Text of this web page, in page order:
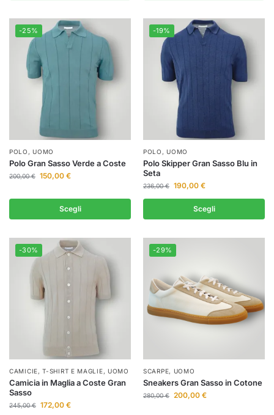
-25%
POLO ,UOMO
Polo Gran Sasso Verde a Coste
200,00€ 150,00 €
Scegli
-19%
POLO ,UOMO
Polo Skipper Gran Sasso Blu in
Seta
236,00€ 190,00 €
Scegli
-30%
CAMICIE,T-SHIRT E MAGLIE, UOMO
Camicia in Maglia a Coste Gran
Sasso
245,00€ 172,00 €
-29%
SCARPE, UOMO
Sneakers Gran Sasso in Cotone
280,00€ 200,00 €